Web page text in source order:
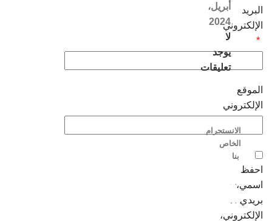
البريد
الإلكتروني
*
الموقع
الإلكتروني
احفظ
اسمي،
بريدي
الإلكتروني،
أبريل،
2024
لا
يوجد
تعليقات
الانستجرام
الخاص
بنا